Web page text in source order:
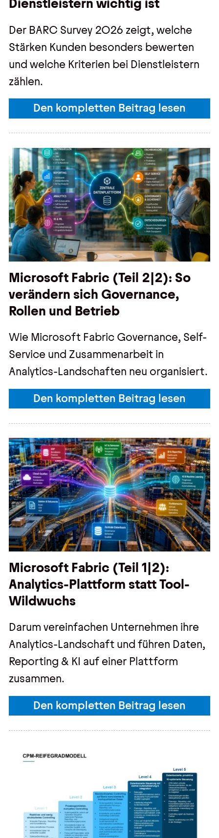
Dienstleistern wichtig ist
Der BARC Survey 2026 zeigt, welche
Stärken Kunden besonders bewerten
und welche Kriterien bei Dienstleistern
zählen.
Den kompletten Beitrag lesen
Microsoft Fabric (Teil 2|2): So
verändern sich Governance,
Rollen und Betrieb
Wie Microsoft Fabric Governance, Self-
Service und Zusammenarbeit in
Analytics-Landschaften neu organisiert.
Den kompletten Beitrag lesen
Microsoft Fabric (Teil 1|2):
Analytics-Plattform statt Tool-
Wildwuchs
Darum vereinfachen Unternehmen ihre
Analytics-Landschaft und führen Daten,
Reporting & KI auf einer Plattform
zusammen.
Den kompletten Beitrag lesen